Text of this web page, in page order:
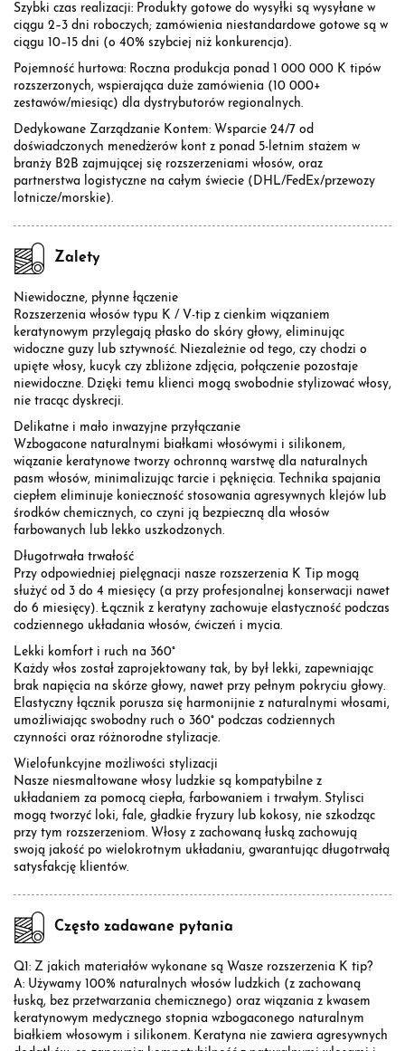
Szybki czas realizacji: Produkty gotowe do wysyłki są wysyłane w
ciągu 2–3 dni roboczych; zamówienia niestandardowe gotowe są w
ciągu 10–15 dni (o 40% szybciej niż konkurencja).
Pojemność hurtowa: Roczna produkcja ponad 1 000 000 K tipów
rozszerzonych, wspierająca duże zamówienia (10 000+
zestawów/miesiąc) dla dystrybutorów regionalnych.
Dedykowane Zarządzanie Kontem: Wsparcie 24/7 od
doświadczonych menedżerów kont z ponad 5-letnim stażem w
branży B2B zajmującej się rozszerzeniami włosów, oraz
partnerstwa logistyczne na całym świecie (DHL/FedEx/przewozy
lotnicze/morskie).
Zalety
Niewidoczne, płynne łączenie
Rozszerzenia włosów typu K / V-tip z cienkim wiązaniem
keratynowym przylegają płasko do skóry głowy, eliminując
widoczne guzy lub sztywność. Niezależnie od tego, czy chodzi o
upięte włosy, kucyk czy zbliżone zdjęcia, połączenie pozostaje
niewidoczne. Dzięki temu klienci mogą swobodnie stylizować włosy,
nie tracąc dyskrecji.
Delikatne i mało inwazyjne przyłączanie
Wzbogacone naturalnymi białkami włosówymi i silikonem,
wiązanie keratynowe tworzy ochronną warstwę dla naturalnych
pasm włosów, minimalizując tarcie i pęknięcia. Technika spajania
ciepłem eliminuje konieczność stosowania agresywnych klejów lub
środków chemicznych, co czyni ją bezpieczną dla włosów
farbowanych lub lekko uszkodzonych.
Długotrwała trwałość
Przy odpowiedniej pielęgnacji nasze rozszerzenia K Tip mogą
służyć od 3 do 4 miesięcy (a przy profesjonalnej konserwacji nawet
do 6 miesięcy). Łącznik z keratyny zachowuje elastyczność podczas
codziennego układania włosów, ćwiczeń i mycia.
Lekki komfort i ruch na 360°
Każdy włos został zaprojektowany tak, by był lekki, zapewniając
brak napięcia na skórze głowy, nawet przy pełnym pokryciu głowy.
Elastyczny łącznik porusza się harmonijnie z naturalnymi włosami,
umożliwiając swobodny ruch o 360° podczas codziennych
czynności oraz różnorodne stylizacje.
Wielofunkcyjne możliwości stylizacji
Nasze niesmaltowane włosy ludzkie są kompatybilne z
układaniem za pomocą ciepła, farbowaniem i trwałym. Stylisci
mogą tworzyć loki, fale, gładkie fryzury lub kokosy, nie szkodząc
przy tym rozszerzeniom. Włosy z zachowaną łuską zachowują
swoją jakość po wielokrotnym układaniu, gwarantując długotrwałą
satysfakcję klientów.
Często zadawane pytania
Q1: Z jakich materiałów wykonane są Wasze rozszerzenia K tip?
A: Używamy 100% naturalnych włosów ludzkich (z zachowaną
łuską, bez przetwarzania chemicznego) oraz wiązania z kwasem
keratynowym medycznego stopnia wzbogaconego naturalnym
białkiem włosowym i silikonem. Keratyna nie zawiera agresywnych